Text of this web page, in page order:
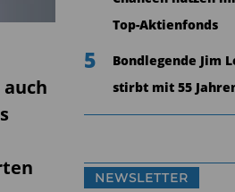
Top-Aktienfonds
5
Bondlegende Jim
stirbt mit 55
NEWSLETTER